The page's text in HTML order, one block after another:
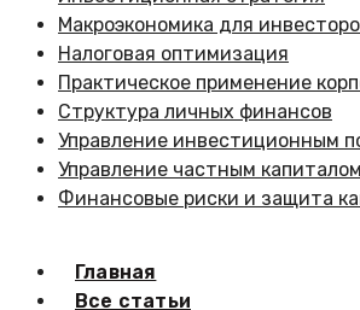
Макроэкономика для
Налоговая оптимизация
Практическое применение
Структура личных финансов
Управление инвестиционным
Управление частным капиталом
Финансовые риски и защита
Главная
Все статьи